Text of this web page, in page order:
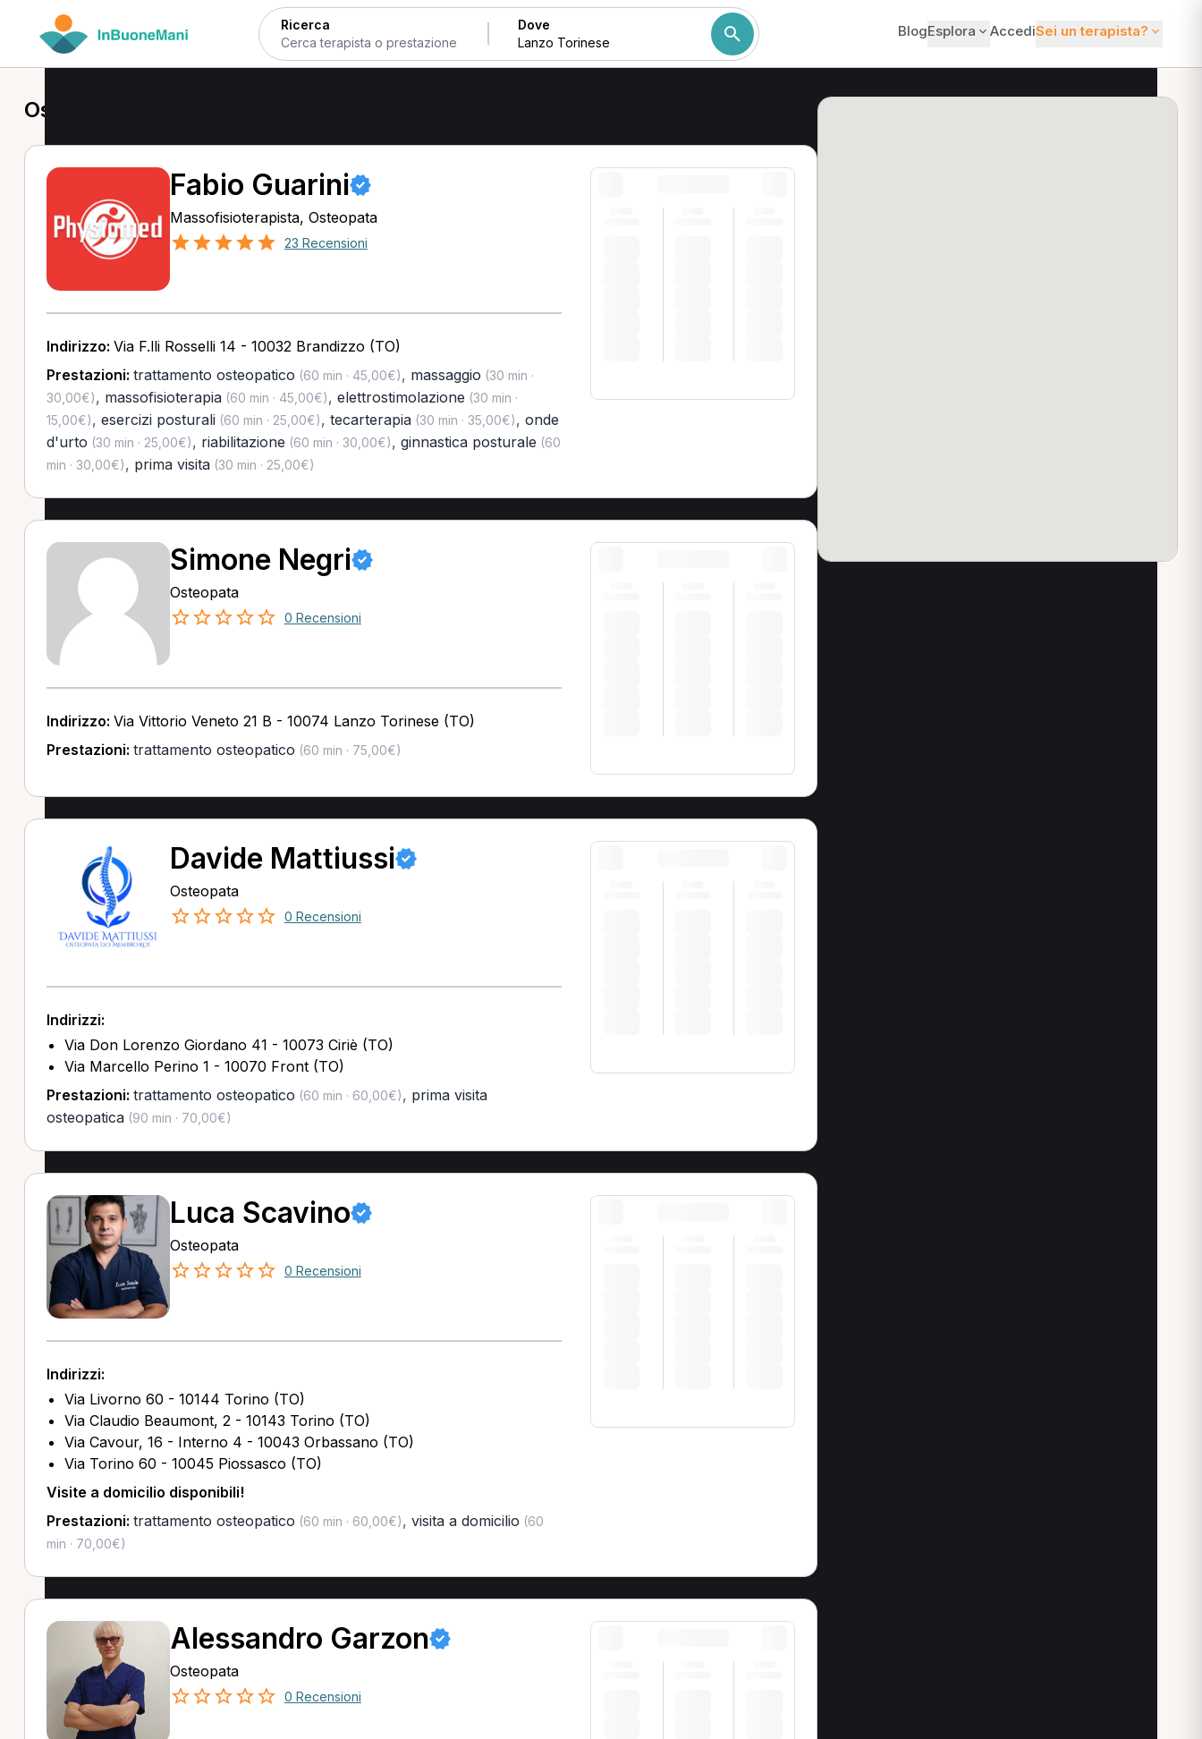
Ricerca Dove BlogEsplora AccediSei un terapista?
Osteopata a Lanzo Torinese
Fabio Guarini
Massofisioterapista, Osteopata
23 Recensioni
Indirizzo: Via F.lli Rosselli 14 - 10032 Brandizzo (TO)
Prestazioni: trattamento osteopatico (60 min · 45,00€), massaggio (30 min ·
30,00€), massofisioterapia(60 min · 45,00€), elettrostimolazione (30 min ·
15,00€), esercizi posturali(60 min · 25,00€), tecarterapia(30 min · 35,00€), onde
d'urto (30 min · 25,00€), riabilitazione (60 min · 30,00€), ginnastica posturale (60
min · 30,00€), prima visita(30 min · 25,00€)
Simone Negri
Osteopata
0 Recensioni
Indirizzo: Via Vittorio Veneto 21 B - 10074 Lanzo Torinese (TO)
Prestazioni: trattamento osteopatico (60 min · 75,00€)
Davide Mattiussi
Osteopata
0 Recensioni
Indirizzi:
Via Don Lorenzo Giordano 41 - 10073 Ciriè (TO)
Via Marcello Perino 1 - 10070 Front (TO)
Prestazioni: trattamento osteopatico (60 min · 60,00€), prima visita
osteopatica(90 min · 70,00€)
Luca Scavino
Osteopata
0 Recensioni
Indirizzi:
Via Livorno 60 - 10144 Torino (TO)
Via Claudio Beaumont, 2 - 10143 Torino (TO)
Via Cavour, 16 - Interno 4 - 10043 Orbassano (TO)
Via Torino 60 - 10045 Piossasco (TO)
Visite a domicilio disponibili!
Prestazioni: trattamento osteopatico (60 min · 60,00€), visita a domicilio (60
min · 70,00€)
Alessandro Garzon
Osteopata
0 Recensioni